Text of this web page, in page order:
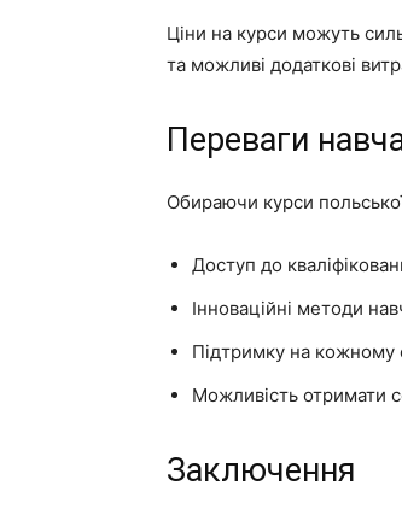
Ціни на курси можуть
та можливі додаткові
Переваги
Обираючи курси
Доступ до
Інноваційні методи
Підтримку на кожному
Можливість отримати
Заключення